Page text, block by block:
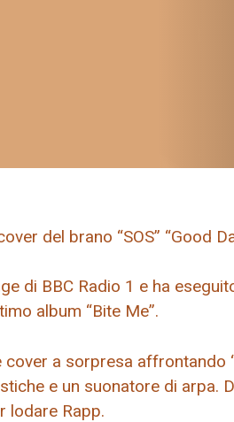
del brano “SOS” “Good
di BBC Radio 1 e ha
album “Bite Me”.
a sorpresa affrontando
e un suonatore di arpa.
lodare Rapp.